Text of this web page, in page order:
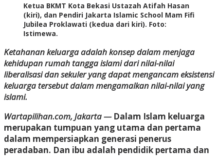
Ketua BKMT Kota Bekasi Ustazah Atifah Hasan
(kiri), dan Pendiri Jakarta Islamic School Mam Fifi
Jubilea Proklawati (kedua dari kiri). Foto:
Istimewa.
Ketahanan keluarga adalah konsep dalam menjaga
kehidupan rumah tangga islami dari nilai-nilai
liberalisasi dan sekuler yang dapat mengancam eksistensi
keluarga tersebut dalam mengamalkan nilai-nilai yang
islami.
Wartapilihan.com, Jakarta —Dalam Islam keluarga
merupakan tumpuan yang utama dan pertama
dalam mempersiapkan generasi penerus
peradaban. Dan ibu adalah pendidik pertama dan